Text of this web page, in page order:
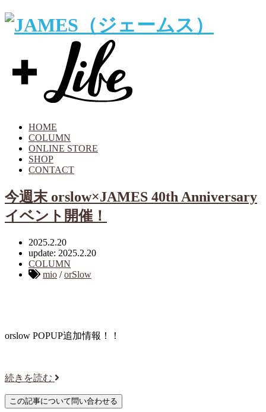
HOME
COLUMN
ONLINE STORE
SHOP
CONTACT
今週末 orslow×JAMES 40th Anniversary
イベント開催！
2025.2.20
update: 2025.2.20
COLUMN
mio /orSlow
orslow POPUP追加情報！！
続きを読む